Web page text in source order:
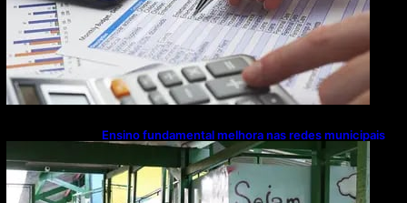
Ensino fundamental melhora nas redes municipais